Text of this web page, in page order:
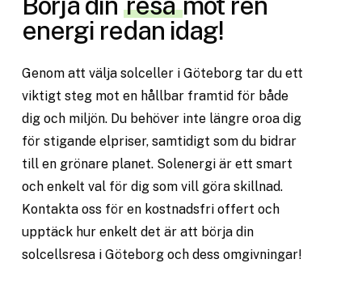
energi redan idag!
Genom att välja solceller i Göteborg tar du ett
viktigt steg mot en hållbar framtid för både
dig och miljön. Du behöver inte längre oroa dig
för stigande elpriser, samtidigt som du bidrar
till en grönare planet. Solenergi är ett smart
och enkelt val för dig som vill göra skillnad.
Kontakta oss för en kostnadsfri offert och
upptäck hur enkelt det är att börja din
solcellsresa i Göteborg och dess omgivningar!